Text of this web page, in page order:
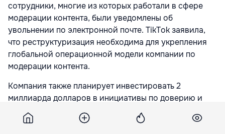
сотрудники, многие из которых работали в сфере
модерации контента, были уведомлены об
увольнении по электронной почте. TikTok заявила,
что реструктуризация необходима для укрепления
глобальной операционной модели компании по
модерации контента.
Компания также планирует инвестировать 2
миллиарда долларов в инициативы по доверию и
безопасности по всему миру в этом году.
Увольнения произошли на фоне растущего давления